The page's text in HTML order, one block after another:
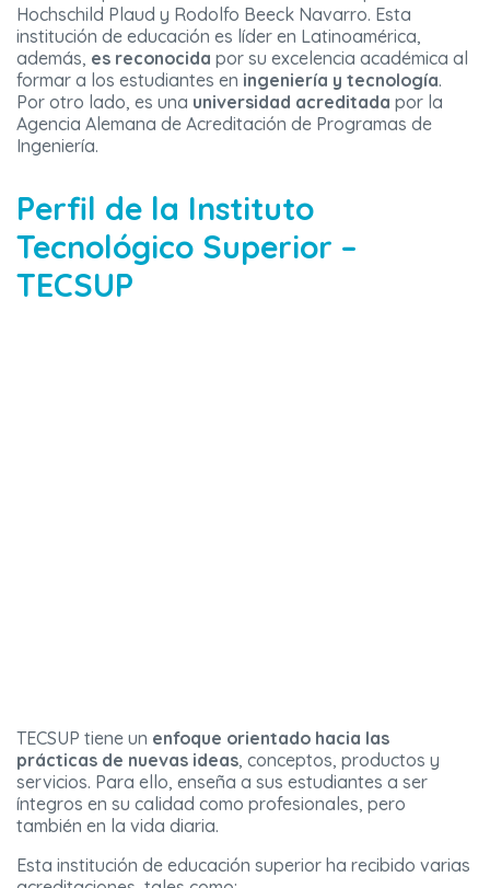
Hochschild Plaud y Rodolfo Beeck Navarro. Esta
institución de educación es líder en Latinoamérica,
además, es reconocida por su excelencia académica al
formar a los estudiantes en ingeniería y tecnología.
Por otro lado, es una universidad acreditada por la
Agencia Alemana de Acreditación de Programas de
Ingeniería.
Perfil de la Instituto
Tecnológico Superior –
TECSUP
TECSUP tiene un enfoque orientado hacia las
prácticas de nuevas ideas, conceptos, productos y
servicios. Para ello, enseña a sus estudiantes a ser
íntegros en su calidad como profesionales, pero
también en la vida diaria.
Esta institución de educación superior ha recibido varias